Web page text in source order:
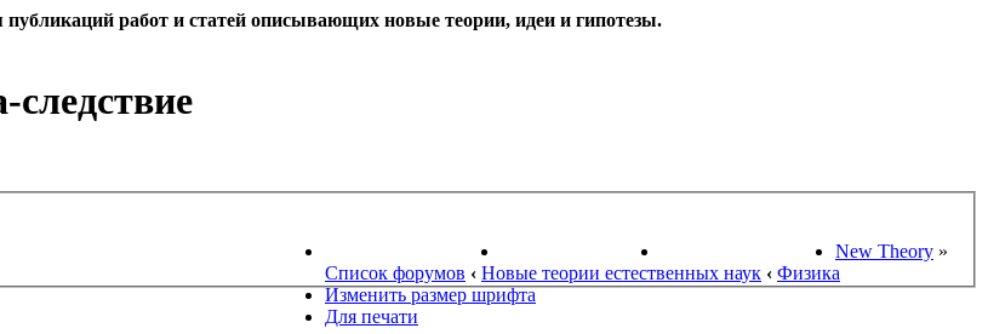
публикаций работ и статей описывающих новые теории, идеи и гипотезы.
ПОЖЕЛАНИЯ
НОВОСТИ НАУКИ ПОИСК ТЕОРИЙ СТАРЫЙ ПОРТАЛ New Theory »
Список форумов ‹ Новые теории естественных наук ‹ Физика
Изменить размер шрифта
Для печати